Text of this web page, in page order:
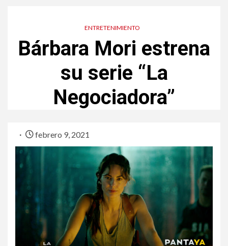
ENTRETENIMIENTO
Bárbara Mori estrena
su serie “La
Negociadora”
febrero 9, 2021